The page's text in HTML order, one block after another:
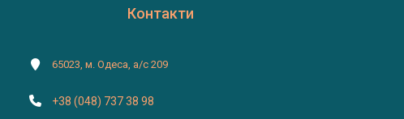
Контакти
65023, м. Одеса, а/с 209
+38 (048) 737 38 98